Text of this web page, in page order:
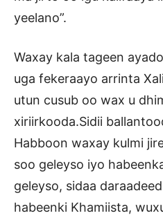
yeelano”.
Waxay kala tageen
uga fekeraayo arrinta
utun cusub oo wax u
xiriirkooda.Sidii
Habboon waxay kulmi
soo geleyso iyo
geleyso, sidaa
habeenki Khamiista,